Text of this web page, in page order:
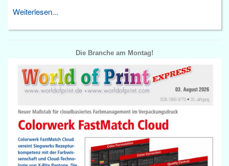
Weiterlesen...
Die Branche am Montag!